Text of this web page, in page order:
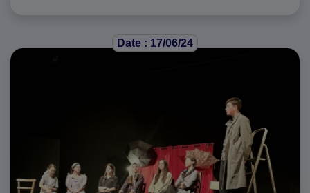
Date : 17/06/24